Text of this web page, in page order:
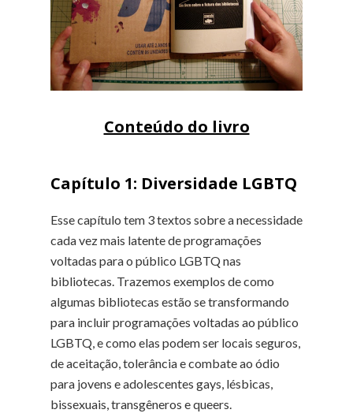
Conteúdo do livro
Capítulo 1: Diversidade LGBTQ
Esse capítulo tem 3 textos sobre a necessidade
cada vez mais latente de programações
voltadas para o público LGBTQ nas
bibliotecas. Trazemos exemplos de como
algumas bibliotecas estão se transformando
para incluir programações voltadas ao público
LGBTQ, e como elas podem ser locais seguros,
de aceitação, tolerância e combate ao ódio
para jovens e adolescentes gays, lésbicas,
bissexuais, transgêneros e queers.